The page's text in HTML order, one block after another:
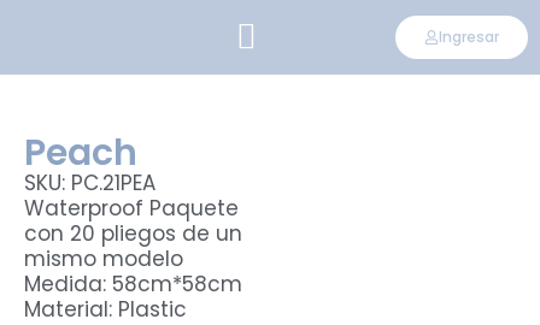
Ingresar
Peach
SKU: PC.21PEA
Waterproof Paquete
con 20 pliegos de un
mismo modelo
Medida: 58cm*58cm
Material: Plastic